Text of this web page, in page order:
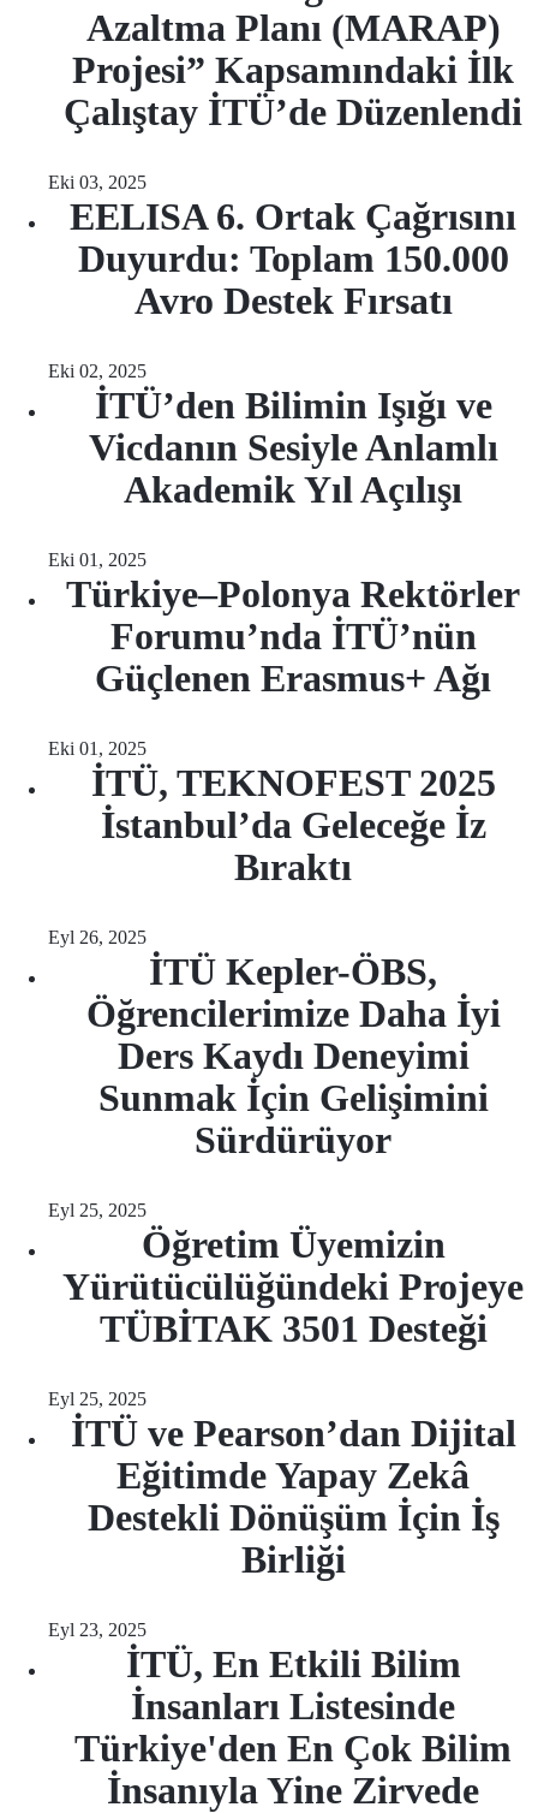
Azaltma Planı (MARAP)
Projesi” Kapsamındaki İlk
Çalıştay İTÜ’de Düzenlendi
Eki 03, 2025
EELISA 6. Ortak Çağrısını
Duyurdu: Toplam 150.000
Avro Destek Fırsatı
Eki 02, 2025
İTÜ’den Bilimin Işığı ve
Vicdanın Sesiyle Anlamlı
Akademik Yıl Açılışı
Eki 01, 2025
Türkiye–Polonya Rektörler
Forumu’nda İTÜ’nün
Güçlenen Erasmus+ Ağı
Eki 01, 2025
İTÜ, TEKNOFEST 2025
İstanbul’da Geleceğe İz
Bıraktı
Eyl 26, 2025
İTÜ Kepler-ÖBS,
Öğrencilerimize Daha İyi
Ders Kaydı Deneyimi
Sunmak İçin Gelişimini
Sürdürüyor
Eyl 25, 2025
Öğretim Üyemizin
Yürütücülüğündeki Projeye
TÜBİTAK 3501 Desteği
Eyl 25, 2025
İTÜ ve Pearson’dan Dijital
Eğitimde Yapay Zekâ
Destekli Dönüşüm İçin İş
Birliği
Eyl 23, 2025
İTÜ, En Etkili Bilim
İnsanları Listesinde
Türkiye'den En Çok Bilim
İnsanıyla Yine Zirvede